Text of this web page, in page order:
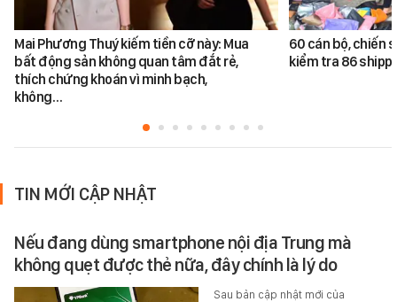
Mai Phương Thuý kiếm tiền cỡ này: Mua
bất động sản không quan tâm đắt rẻ,
thích chứng khoán vì minh bạch,
không…
60 cán bộ, chiến
kiểm tra 86
TIN MỚI CẬP NHẬT
Nếu đang dùng smartphone nội địa Trung mà
không quẹt được thẻ nữa, đây chính là lý do
Sau bản cập nhật mới của